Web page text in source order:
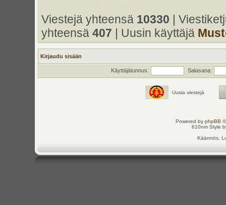
Viestejä yhteensä 10330 |
yhteensä 407 | Uusin käyttäjä
Kirjaudu sisään
Käyttäjätunnus: Salasana:
Uusia viestejä
Powered by phpBB
610nm Style
Käännös,